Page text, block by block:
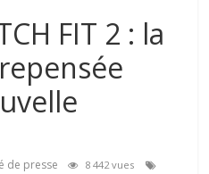
FIT 2 : la
de presse 8 442 vues